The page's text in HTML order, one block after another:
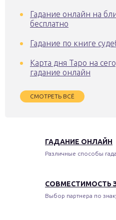
Гадание онлайн на
бесплатно
Гадание по книге
Карта дня Таро на
гадание онлайн
СМОТРЕТЬ ВСЁ
ГАДАНИЕ ОНЛАЙН
Различные способы
СОВМЕСТИМОСТЬ
Выбор партнера по